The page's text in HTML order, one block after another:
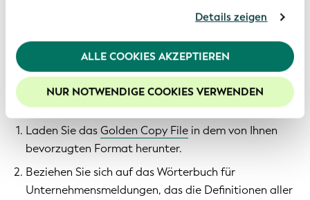
wurden. Sollten Sie mit der Nutzung unserer
Webseite fortfahren, stimmen Sie den von uns
verwendeten Cookies zu. Weitere Informationen
finden Sie in unsererDatenschutzerklärung.
Um die Funktionalitäten unserer Website optimal
nutzen zu können, empfehlen wir Ihnen der Nutzung
von Cookies zuzustimmen.
Details zeigen
ALLE COOKIES AKZEPTIEREN
NUR NOTWENDIGE COOKIES VERWENDEN
Interessenten können den Global-LEI-System-Bericht
über die Geschäftstätigkeit oder Kennzahlen in
diesem Bericht in zwei einfachen Schritten
wiederherstellen:
Laden Sie dasGolden Copy File in dem von Ihnen
bevorzugten Format herunter.
Beziehen Sie sich auf das Wörterbuch für
Unternehmensmeldungen, das die Definitionen aller